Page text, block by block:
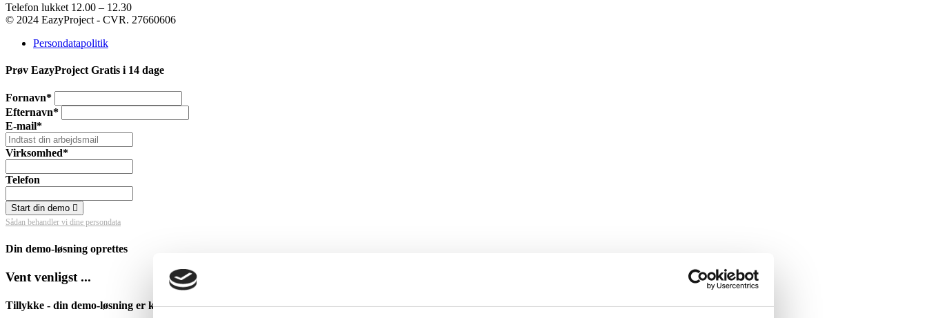
Telefon lukket 12.00 – 12.30
© 2024 EazyProject - CVR. 27660606
Persondatapolitik
Prøv EazyProject Gratis i 14 dage
Fornavn*
Efternavn*
E-mail*
Virksomhed*
Telefon
Start din demo
Sådan behandler vi dine persondata
Din demo-løsning oprettes
Vent venligst ...
Tillykke - din demo-løsning er klar